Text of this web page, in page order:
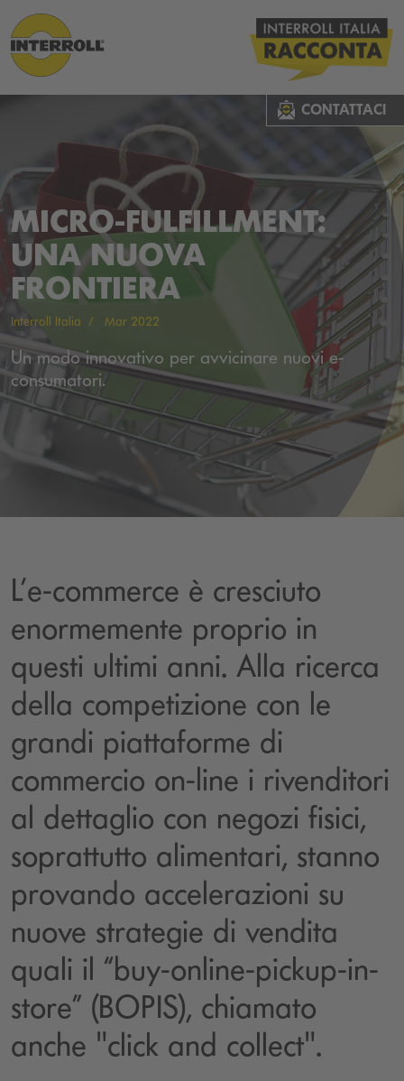
CONTATTACI
MICRO-FULFILLMENT:
UNA NUOVA
FRONTIERA
Interroll Italia Mar 2022
Un modo innovativo per avvicinare nuovi e-
consumatori.
L’e-commerce è cresciuto
enormemente proprio in
questi ultimi anni. Alla ricerca
della competizione con le
grandi piattaforme di
commercio on-line i rivenditori
al dettaglio con negozi fisici,
soprattutto alimentari, stanno
provando accelerazioni su
nuove strategie di vendita
quali il “buy-online-pickup-in-
store” (BOPIS), chiamato
anche "click and collect".